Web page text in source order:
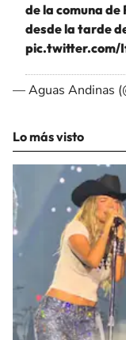
de la comuna
desde la tarde
pic.twitter.com/
— Aguas Andinas
Lo más visto